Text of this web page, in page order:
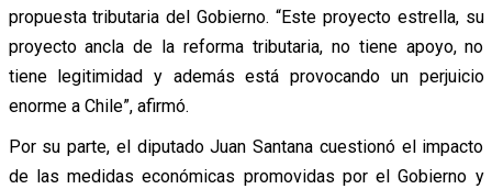
propuesta tributaria del Gobierno. “Este proyecto estrella, su
proyecto ancla de la reforma tributaria, no tiene apoyo, no
tiene legitimidad y además está provocando un perjuicio
enorme a Chile”, afirmó.
Por su parte, el diputado Juan Santana cuestionó el impacto
de las medidas económicas promovidas por el Gobierno y